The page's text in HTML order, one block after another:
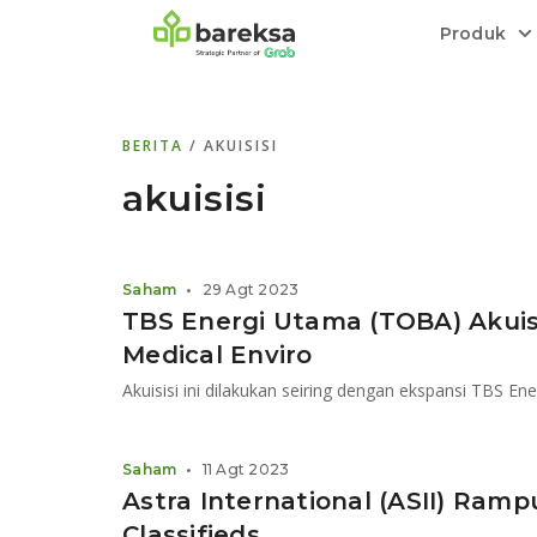
Produk
Transaksi cepat,
relatif stabil.
Menyediakan layanan manajemen
Informasi terkini dan tepercaya terkait
Kenali rekam jejak dan
BERITA / AKUISISI
akuisisi
TBS Energi Utama (TOBA)
Medical Enviro
Akuisisi ini dilakukan seiring dengan ekspansi TBS
Saham • 29 Agt 2023
Astra International (ASII)
Saham • 11 Agt 2023